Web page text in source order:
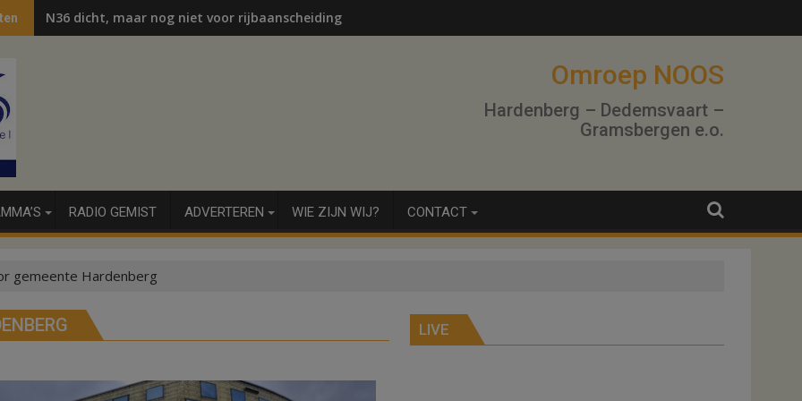
N36 dicht, maar nog niet voor rijbaanscheiding
Omroep NOOS
Hardenberg – Dedemsvaart –
Gramsbergen e.o.
RADIO GEMIST ADVERTEREN WIE ZIJN WIJ? CONTACT
gemeente Hardenberg
LIVE